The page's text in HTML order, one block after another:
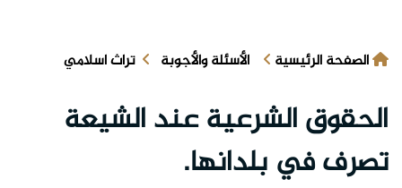
الصفحة الرئيسية الأسئلة والأجوبة تراث اسلامي
الحقوق الشرعية عند الشيعة
تصرف في بلدانها.